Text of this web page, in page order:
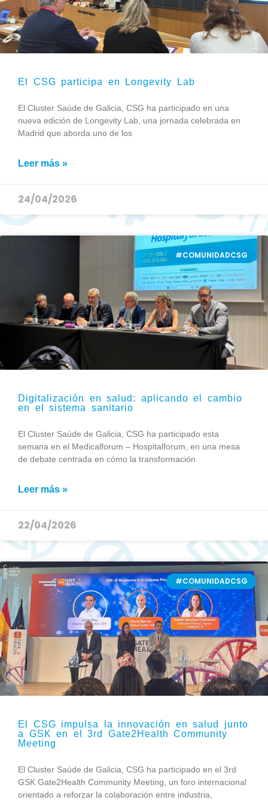
El CSG participa en Longevity Lab
El Cluster Saúde de Galicia, CSG ha participado en una
nueva edición de Longevity Lab, una jornada celebrada en
Madrid que aborda uno de los
Leer más »
24/04/2026
#COMUNIDADCSG
Digitalización en salud: aplicando el cambio
en el sistema sanitario
El Cluster Saúde de Galicia, CSG ha participado esta
semana en el Medicalforum – Hospitalforum, en una mesa
de debate centrada en cómo la transformación
Leer más »
22/04/2026
#COMUNIDADCSG
El CSG impulsa la innovación en salud junto
a GSK en el 3rd Gate2Health Community
Meeting
El Cluster Saúde de Galicia, CSG ha participado en el 3rd
GSK Gate2Health Community Meeting, un foro internacional
orientado a reforzar la colaboración entre industria,